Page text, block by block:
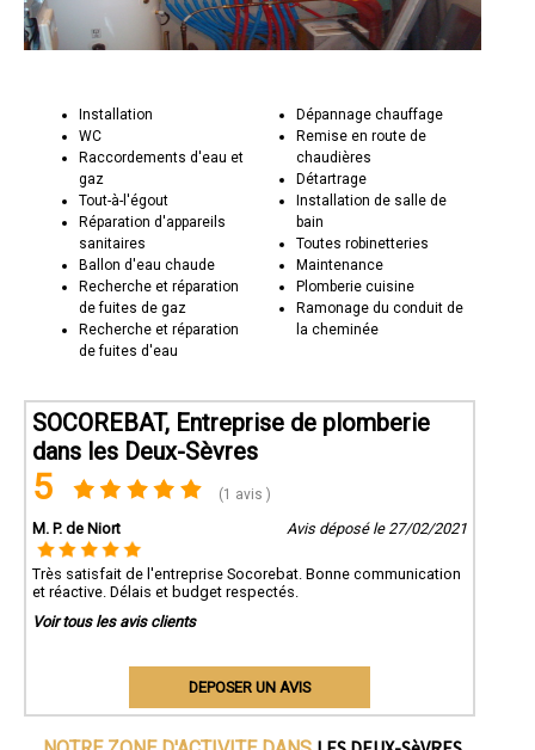
Installation
WC
Raccordements d'eau et
gaz
Tout-à-l'égout
Réparation d'appareils
sanitaires
Ballon d'eau chaude
Recherche et réparation
de fuites de gaz
Recherche et réparation
de fuites d'eau
Dépannage chauffage
Remise en route de
chaudières
Détartrage
Installation de salle de
bain
Toutes robinetteries
Maintenance
Plomberie cuisine
Ramonage du conduit de
la cheminée
SOCOREBAT, Entreprise de plomberie
dans les Deux-Sèvres
5 (1 avis )
M. P. de Niort Avis déposé le 27/02/2021
Très satisfait de l'entreprise Socorebat. Bonne communication
et réactive. Délais et budget respectés.
Voir tous les avis clients
DEPOSER UN AVIS